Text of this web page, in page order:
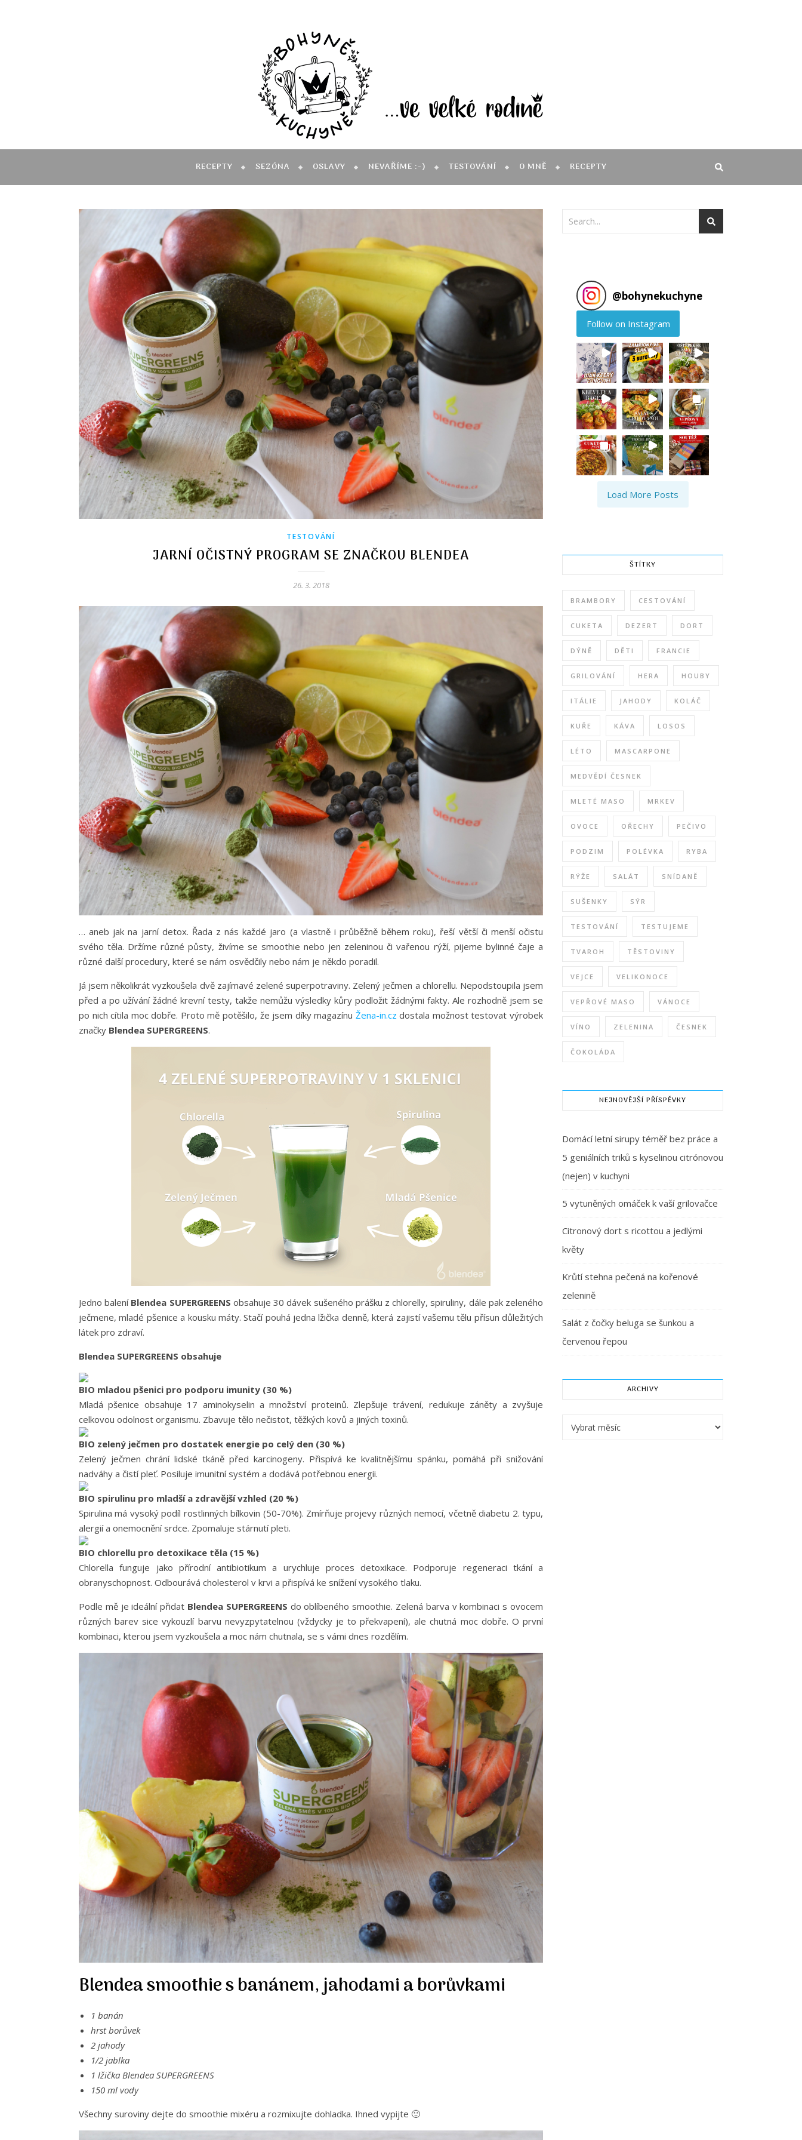
RECEPTY SEZÓNA OSLAVY NEVAŘÍME :-) TESTOVÁNÍ O MNĚ RECEPTY
TESTOVÁNÍ
JARNÍ OČISTNÝ PROGRAM SE ZNAČKOU BLENDEA
26. 3. 2018
… aneb jak na jarní detox. Řada z nás každé jaro (a vlastně i průběžně během roku), řeší větší či menší očistu
svého těla. Držíme různé půsty, živíme se smoothie nebo jen zeleninou či vařenou rýží, pijeme bylinné čaje a
různé další procedury, které se nám osvědčily nebo nám je někdo poradil.
Já jsem několikrát vyzkoušela dvě zajímavé zelené superpotraviny. Zelený ječmen a chlorellu. Nepodstoupila jsem
před a po užívání žádné krevní testy, takže nemůžu výsledky kůry podložit žádnými fakty. Ale rozhodně jsem se
po nich cítila moc dobře. Proto mě potěšilo, že jsem díky magazínu Žena-in.czdostala možnost testovat výrobek
značky Blendea SUPERGREENS.
Jedno balení Blendea SUPERGREENS obsahuje 30 dávek sušeného prášku z chlorelly, spiruliny, dále pak zeleného
ječmene, mladé pšenice a kousku máty. Stačí pouhá jedna lžička denně, která zajistí vašemu tělu přísun důležitých
látek pro zdraví.
Blendea SUPERGREENS obsahuje
BIO mladou pšenici pro podporu imunity (30 %)
Mladá pšenice obsahuje 17 aminokyselin a množství proteinů. Zlepšuje trávení, redukuje záněty a zvyšuje
celkovou odolnost organismu. Zbavuje tělo nečistot, těžkých kovů a jiných toxinů.
BIO zelený ječmen pro dostatek energie po celý den (30 %)
Zelený ječmen chrání lidské tkáně před karcinogeny. Přispívá ke kvalitnějšímu spánku, pomáhá při snižování
nadváhy a čistí pleť. Posiluje imunitní systém a dodává potřebnou energii.
BIO spirulinu pro mladší a zdravější vzhled (20 %)
Spirulina má vysoký podíl rostlinných bílkovin (50-70%). Zmírňuje projevy různých nemocí, včetně diabetu 2. typu,
alergií a onemocnění srdce. Zpomaluje stárnutí pleti.
BIO chlorellu pro detoxikace těla (15 %)
Chlorella funguje jako přírodní antibiotikum a urychluje proces detoxikace. Podporuje regeneraci tkání a
obranyschopnost. Odbourává cholesterol v krvi a přispívá ke snížení vysokého tlaku.
Podle mě je ideální přidat Blendea SUPERGREENS do oblíbeného smoothie. Zelená barva v kombinaci s ovocem
různých barev sice vykouzlí barvu nevyzpytatelnou (vždycky je to překvapení), ale chutná moc dobře. O první
kombinaci, kterou jsem vyzkoušela a moc nám chutnala, se s vámi dnes rozdělím.
Blendea smoothie s banánem, jahodami a borůvkami
1 banán
hrst borůvek
2 jahody
1/2 jablka
1 lžička Blendea SUPERGREENS
150 ml vody
Všechny suroviny dejte do smoothie mixéru a rozmixujte dohladka. Ihned vypijte 🙂
@bohynekuchyne
Follow on Instagram
Load More Posts
ŠTÍTKY
BRAMBORY CESTOVÁNÍ
CUKETA DEZERT DORT
DÝNĚ DĚTI FRANCIE
GRILOVÁNÍ HERA HOUBY
ITÁLIE JAHODY KOLÁČ
KUŘE KÁVA LOSOS
LÉTO MASCARPONE
MEDVĚDÍ ČESNEK
MLETÉ MASO MRKEV
OVOCE OŘECHY PEČIVO
PODZIM POLÉVKA RYBA
RÝŽE SALÁT SNÍDANĚ
SUŠENKY SÝR
TESTOVÁNÍ TESTUJEME
TVAROH TĚSTOVINY
VEJCE VELIKONOCE
VEPŘOVÉ MASO VÁNOCE
VÍNO ZELENINA ČESNEK
ČOKOLÁDA
NEJNOVĚJŠÍ PŘÍSPĚVKY
Domácí letní sirupy téměř bez práce a
5 geniálních triků s kyselinou citrónovou
(nejen) v kuchyni
5 vytuněných omáček k vaší grilovačce
Citronový dort s ricottou a jedlými
květy
Krůtí stehna pečená na kořenové
zelenině
Salát z čočky beluga se šunkou a
červenou řepou
ARCHIVY